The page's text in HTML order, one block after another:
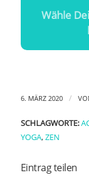
Wähle
6. MÄRZ 2020 /
SCHLAGWORTE:
YOGA,ZEN
Eintrag teilen